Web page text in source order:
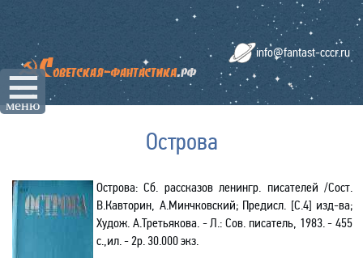
☰
меню
info@fantast-cccr.ru
Острова
Острова: Сб. рассказов ленингр. писателей /Сост.
В.Кавторин, А.Минчковский; Предисл. [С.4] изд-ва;
Худож. А.Третьякова. - Л.: Сов. писатель, 1983. - 455
с.,ил. - 2р. 30.000 экз.